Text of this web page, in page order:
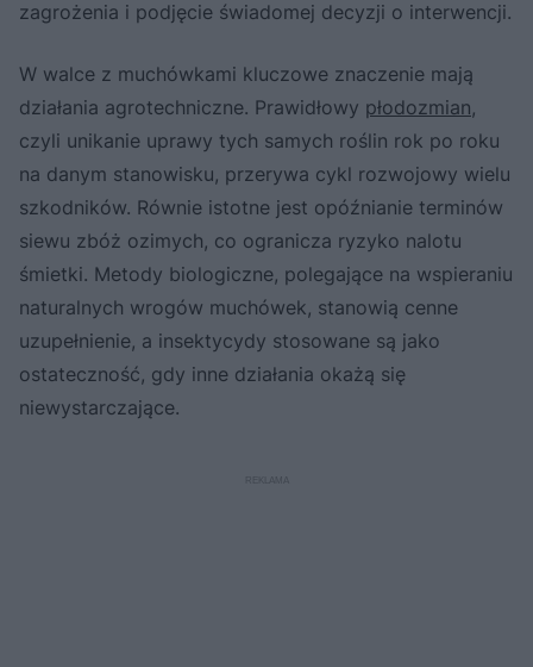
zagrożenia i podjęcie świadomej decyzji o interwencji.
W walce z muchówkami kluczowe znaczenie mają
działania agrotechniczne. Prawidłowy płodozmian,
czyli unikanie uprawy tych samych roślin rok po roku
na danym stanowisku, przerywa cykl rozwojowy wielu
szkodników. Równie istotne jest opóźnianie terminów
siewu zbóż ozimych, co ogranicza ryzyko nalotu
śmietki. Metody biologiczne, polegające na wspieraniu
naturalnych wrogów muchówek, stanowią cenne
uzupełnienie, a insektycydy stosowane są jako
ostateczność, gdy inne działania okażą się
niewystarczające.